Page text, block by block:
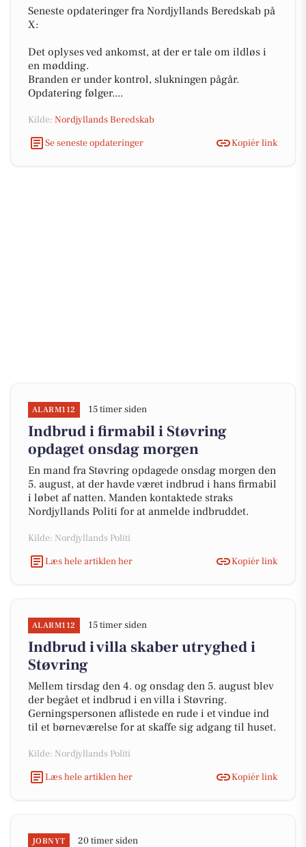
Seneste opdateringer fra Nordjyllands Beredskab på
X:
Det oplyses ved ankomst, at der er tale om ildløs i
en mødding.
Branden er under kontrol, slukningen pågår.
Opdatering følger....
Kilde: Nordjyllands Beredskab
Se seneste opdateringer
Kopiér link
ALARM112 15 timer siden
Indbrud i firmabil i Støvring
opdaget onsdag morgen
En mand fra Støvring opdagede onsdag morgen den
5. august, at der havde været indbrud i hans firmabil
i løbet af natten. Manden kontaktede straks
Nordjyllands Politi for at anmelde indbruddet.
Kilde: Nordjyllands Politi
Læs hele artiklen her
Kopiér link
ALARM112 15 timer siden
Indbrud i villa skaber utryghed i
Støvring
Mellem tirsdag den 4. og onsdag den 5. august blev
der begået et indbrud i en villa i Støvring.
Gerningspersonen aflistede en rude i et vindue ind
til et børneværelse for at skaffe sig adgang til huset.
Kilde: Nordjyllands Politi
Læs hele artiklen her
Kopiér link
JOBNYT 20 timer siden